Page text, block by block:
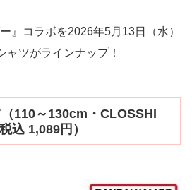
』コラボを2026年5月13日（水）
ャツがラインナップ！
110～130cm・CLOSSHI
1,089円）